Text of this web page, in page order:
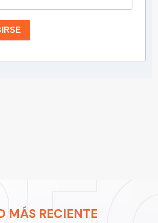
MÁS RECIENTE